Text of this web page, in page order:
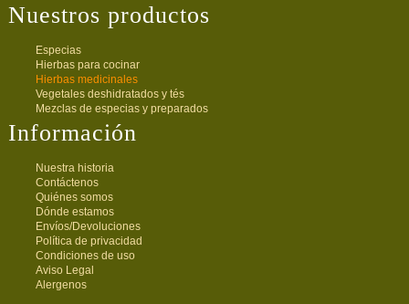
Nuestros productos
Especias
Hierbas para cocinar
Hierbas medicinales
Vegetales deshidratados y tés
Mezclas de especias y preparados
Información
Nuestra historia
Contáctenos
Quiénes somos
Dónde estamos
Envíos/Devoluciones
Política de privacidad
Condiciones de uso
Aviso Legal
Alergenos